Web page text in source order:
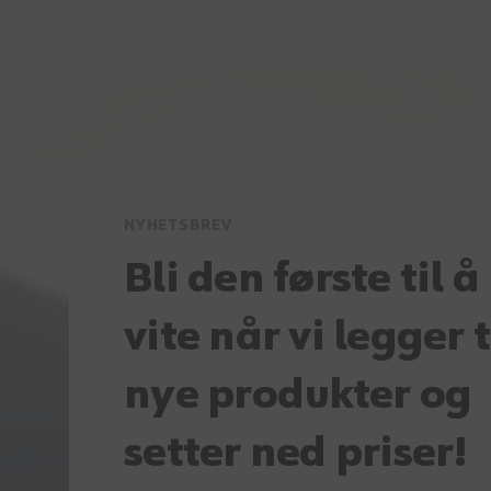
Bli den første til å
vite når vi legger
nye produkter og
setter ned priser!